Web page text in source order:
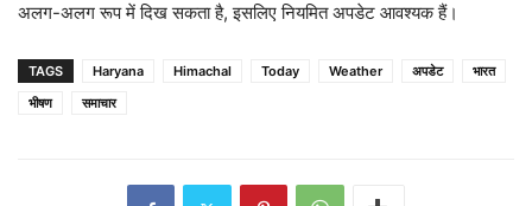
अलग-अलग रूप में दिख सकता है, इसलिए नियमित अपडेट आवश्यक हैं।
TAGS Haryana Himachal Today Weather अपडेट
भारत
भीषण
समाचार